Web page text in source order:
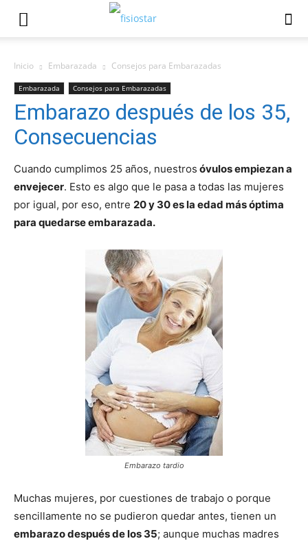
Inicio Embarazada Consejos para Embarazadas
Embarazada Consejos para Embarazadas
Embarazo después de los 35,
Consecuencias
Cuando cumplimos 25 años, nuestros óvulos empiezan a
envejecer. Esto es algo que le pasa a todas las mujeres
por igual, por eso, entre 20 y 30 es la edad más óptima
para quedarse embarazada.
Embarazo tardio
Muchas mujeres, por cuestiones de trabajo o porque
sencillamente no se pudieron quedar antes, tienen un
embarazo después de los 35; aunque muchas madres